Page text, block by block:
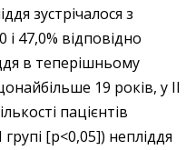
зустрічалося з
47,0% відповідно
в теперішньому
19 років, у ІІ
пацієнтів
групі [р<0,05]) непліддя